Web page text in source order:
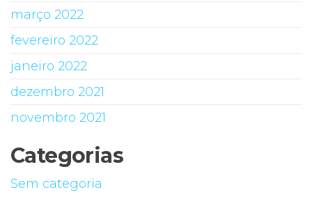
março 2022
fevereiro 2022
janeiro 2022
dezembro 2021
novembro 2021
Categorias
Sem categoria